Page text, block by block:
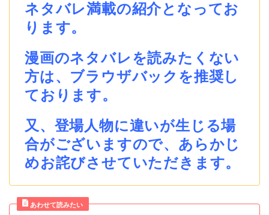
ネタバレ満載の紹介となってお
ります。
漫画のネタバレを読みたくない
方は、ブラウザバックを推奨し
ております。
又、登場人物に違いが生じる場
合がございますので、あらかじ
めお詫びさせていただきます。